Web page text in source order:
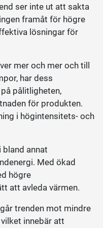
ser inte ut att sakta
framåt för högre
lösningar för
mer och mer och till
har dess
pålitligheten,
för produkten.
i högintensitets- och
annat
Med ökad
högre
att avleda värmen.
trenden mot mindre
innebär att